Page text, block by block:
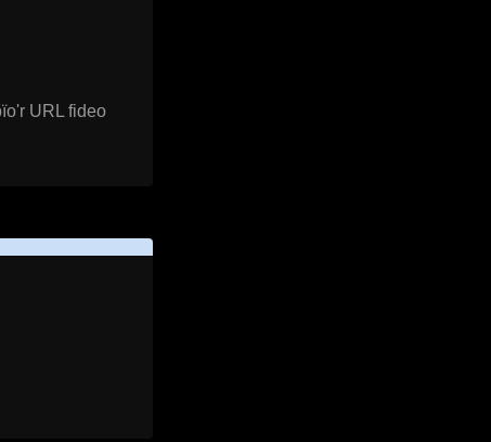
URL fideo